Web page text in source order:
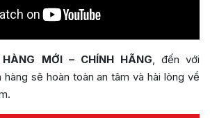
HÀNG MỚI – CHÍNH HÃNG, đến với
hàng sẽ hoàn toàn an tâm và hài lòng về